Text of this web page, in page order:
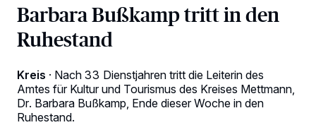
Barbara Bußkamp tritt in den
Ruhestand
Kreis · Nach 33 Dienstjahren tritt die Leiterin des
Amtes für Kultur und Tourismus des Kreises Mettmann,
Dr. Barbara Bußkamp, Ende dieser Woche in den
Ruhestand.